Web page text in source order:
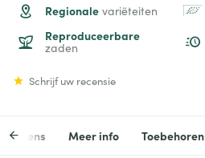
Regionale variëteiten
Reproduceerbare
zaden
Schrijf uw recensie
Meer info Toebehoren